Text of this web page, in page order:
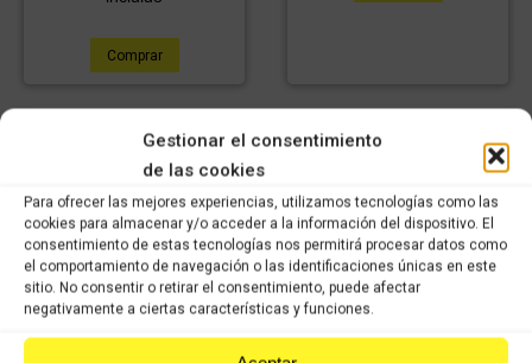
Gestionar el consentimiento
de las cookies
Para ofrecer las mejores experiencias, utilizamos tecnologías como las
cookies para almacenar y/o acceder a la información del dispositivo. El
consentimiento de estas tecnologías nos permitirá procesar datos como
el comportamiento de navegación o las identificaciones únicas en este
sitio. No consentir o retirar el consentimiento, puede afectar
negativamente a ciertas características y funciones.
Comprar